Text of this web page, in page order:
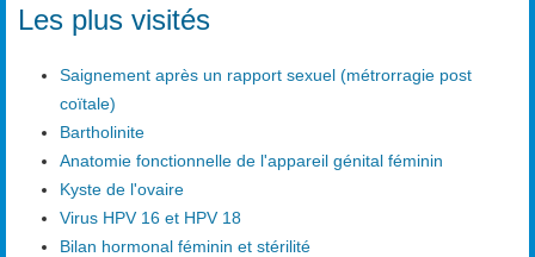
Les plus visités
Saignement après un rapport sexuel (métrorragie post
coïtale)
Bartholinite
Anatomie fonctionnelle de l'appareil génital féminin
Kyste de l'ovaire
Virus HPV 16 et HPV 18
Bilan hormonal féminin et stérilité